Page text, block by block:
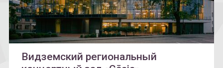
Видземский региональный